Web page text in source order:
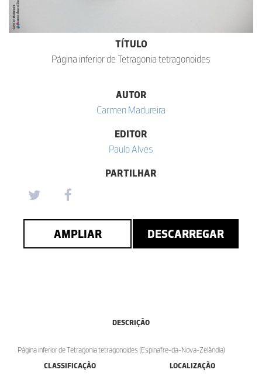
TÍTULO
Página inferior de Tetragonia tetragonoides
AUTOR
Carmen Madureira
EDITOR
Paulo Alves
PARTILHAR
AMPLIAR DESCARREGAR
DESCRIÇÃO
Página inferior de Tetragonia tetragonoides (Espinafre-da-Nova-Zelândia)
CLASSIFICAÇÃO
LOCALIZAÇÃO